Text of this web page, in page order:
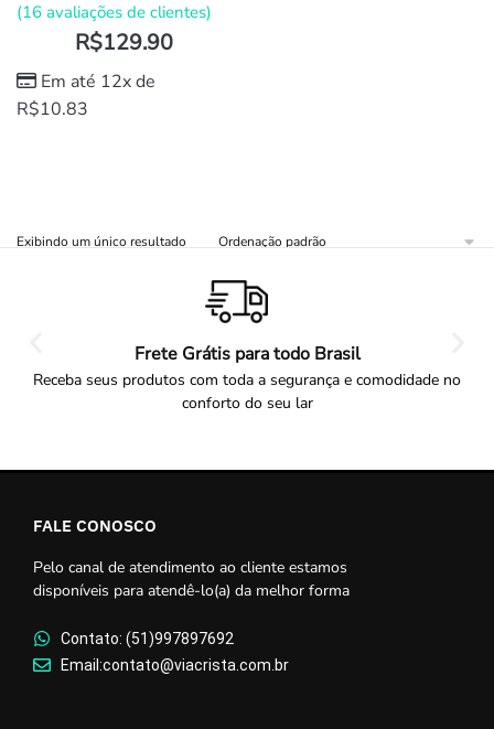
(16 avaliações de clientes)
R$129.90
Em até 12x de
R$10.83
Exibindo um único resultado
Frete Grátis para todo Brasil
Receba seus produtos com toda a segurança e comodidade no
conforto do seu lar
FALE CONOSCO
Pelo canal de atendimento ao cliente estamos
disponíveis para atendê-lo(a) da melhor forma
Contato: (51)997897692
Email:contato@viacrista.com.br